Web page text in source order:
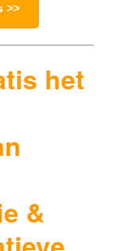
>>
het
&